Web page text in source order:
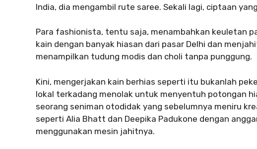
India, dia mengambil rute saree. Sekali lagi, ciptaan
Para fashionista, tentu saja, menambahkan keuletan
kain dengan banyak hiasan dari pasar Delhi dan
menampilkan tudung modis dan choli tanpa punggung.
Kini, mengerjakan kain berhias seperti itu bukanlah
lokal terkadang menolak untuk menyentuh potongan
seorang seniman otodidak yang sebelumnya meniru
seperti Alia Bhatt dan Deepika Padukone dengan
menggunakan mesin jahitnya.